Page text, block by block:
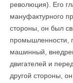
революция). Его
мануфактурного
стороны, он был
промышленности,
машинный,
двигателей и
другой стороны,